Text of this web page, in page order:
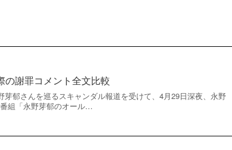
の謝罪コメント全文比較
郁さんを巡るスキャンダル報道を受けて、4月29日深夜、永野
組「永野芽郁のオール…